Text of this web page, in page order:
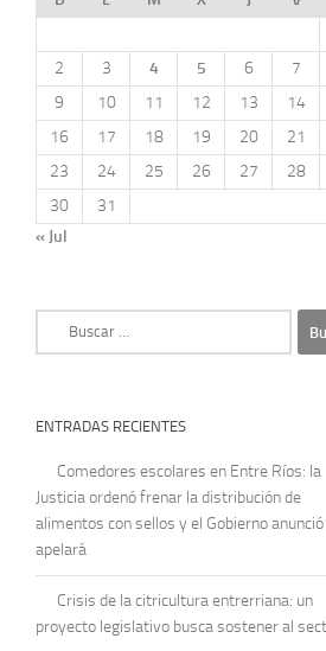
2
3 4 5 6 7
9
10 11 12 13 14
16
17 18 19 20 21
23
24 25 26 27 28
30
31
« Jul
ENTRADAS RECIENTES
Comedores escolares en Entre Ríos: la
Justicia ordenó frenar la distribución de
alimentos con sellos y el Gobierno
apelará
Crisis de la citricultura entrerriana: un
proyecto legislativo busca sostener al